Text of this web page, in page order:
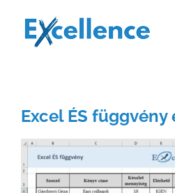
Excel ÉS függvény